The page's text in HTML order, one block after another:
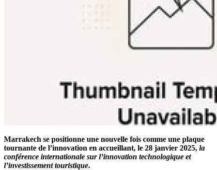
Marrakech se positionne une nouvelle fois comme une plaque
tournante de l’innovation en accueillant, le 28 janvier 2025, la
conférence internationale sur l’innovation technologique et
l’investissement touristique.